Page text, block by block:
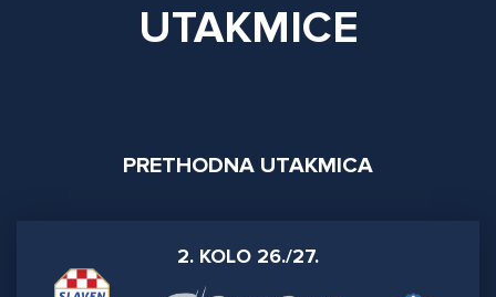
UTAKMICE
PRETHODNA UTAKMICA
2. KOLO 26./27.